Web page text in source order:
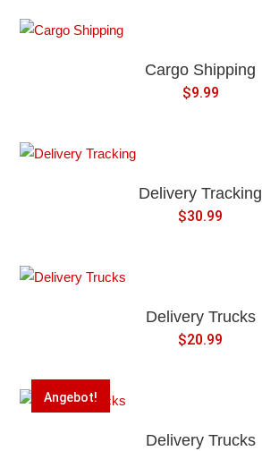
Cargo Shipping
$9.99
Delivery Tracking
$30.99
Delivery Trucks
$20.99
Angebot!
Delivery Trucks